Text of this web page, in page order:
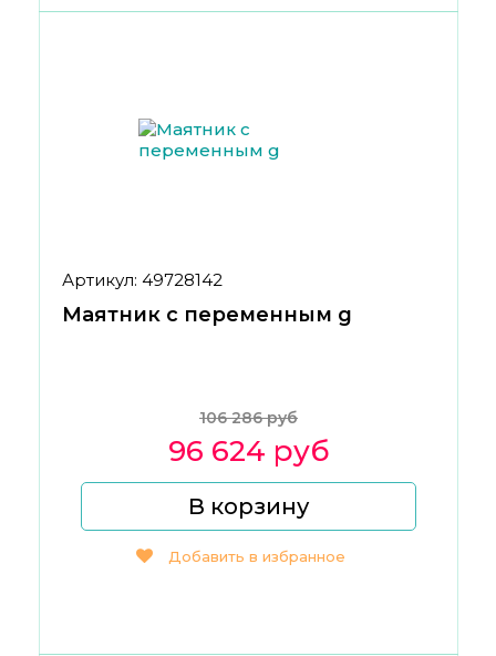
Артикул: 49728142
Маятник с переменным g
106 286 руб
96 624 руб
В корзину
Добавить в избранное